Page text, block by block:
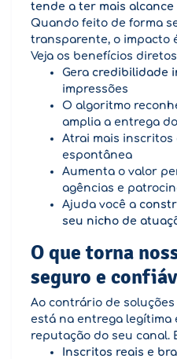
tende a ter mais
Quando feito de forma
transparente, o impacto
Veja os benefícios
Gera credibilidade
impressões
O algoritmo
amplia a entrega
Atrai mais inscritos
espontânea
Aumenta o valor
agências e
Ajuda você a
seu nicho de
O que torna
seguro e
Ao contrário de
está na entrega legítima
reputação do seu canal.
Inscritos reais e